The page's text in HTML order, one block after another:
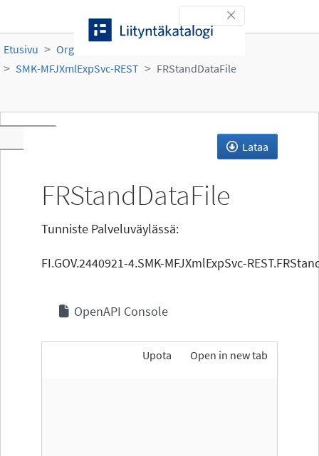
Toggle navigation
Etusivu Organisaatiot
SMK-MFJXmlExpSvc-REST
FRStandDataFile
Lataa
FRStandDataFile
Tunniste Palveluväylässä:
FI.GOV.2440921-4.SMK-MFJXmlExpSvc-
OpenAPI Console
Open in new tab
Upota